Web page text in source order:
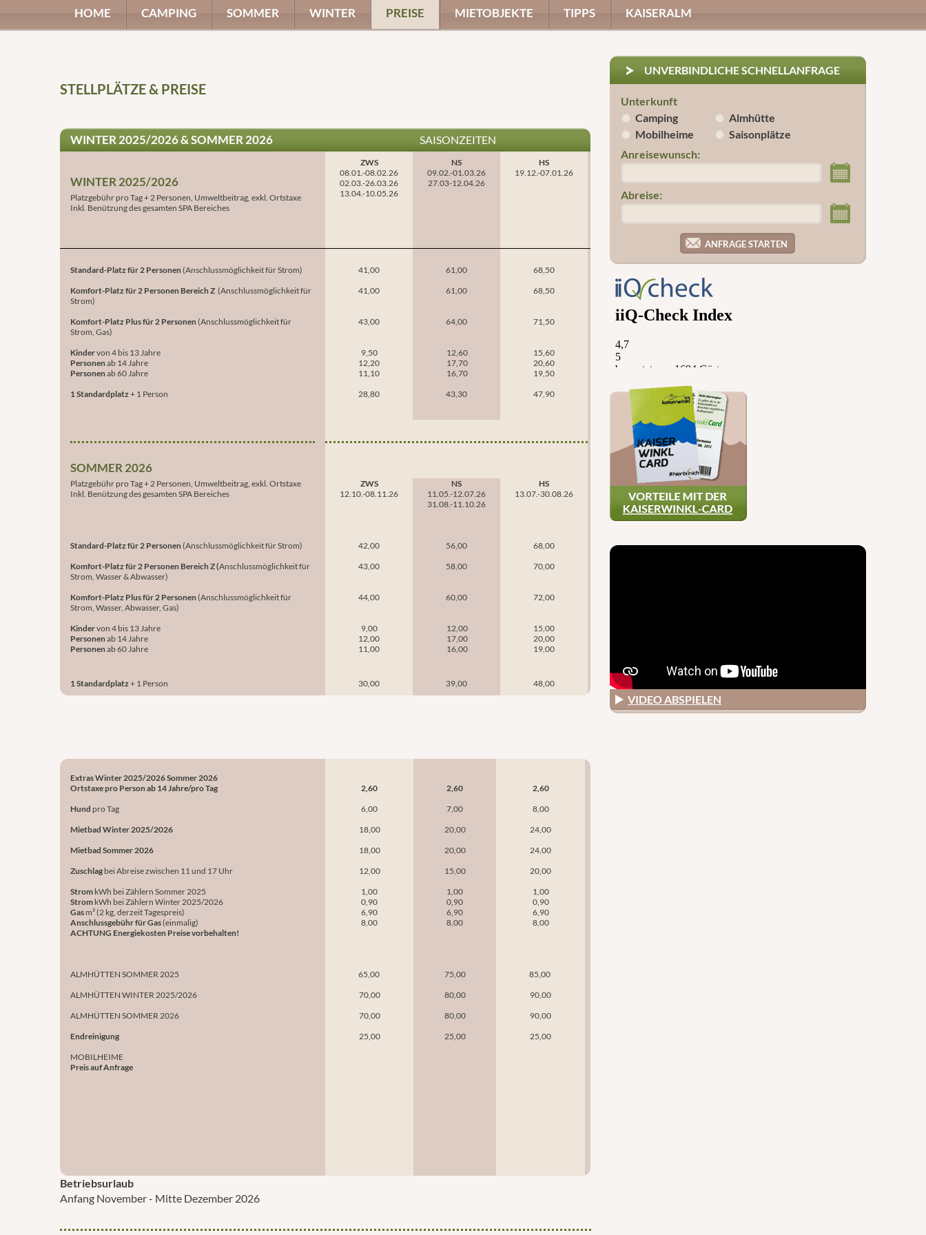
HOME CAMPING SOMMER WINTER PREISE MIETOBJEKTE TIPPS KAISERALM
STELLPLÄTZE & PREISE
WINTER 2025/2026 & SOMMER 2026 SAISONZEITEN
WINTER 2025/2026
Platzgebühr pro Tag + 2 Personen, Umweltbeitrag, exkl. Ortstaxe
Inkl. Benützung des gesamten SPA Bereiches
ZWS
08.01.-08.02.26
02.03.-26.03.26
13.04.-10.05.26
NS
09.02.-01.03.26
27.03-12.04.26
HS
19.12.-07.01.26
Standard-Platz für 2 Personen(Anschlussmöglichkeit für Strom) 41,00 61,00
68,50
Komfort-Platz für 2 Personen Bereich Z (Anschlussmöglichkeit für
Strom)
Komfort-Platz Plus für 2 Personen(Anschlussmöglichkeit für
Strom, Gas)
41,00
43,00
61,00
64,00
68,50
71,50
Kindervon 4 bis 13 Jahre 9,50 12,60
15,60
Personenab 14 Jahre 12,20 17,70
20,60
Personenab 60 Jahre 11,10 16,70
19,50
1 Standardplatz+ 1 Person 28,80 43,30 47,90
SOMMER 2026
Platzgebühr pro Tag + 2 Personen, Umweltbeitrag, exkl. Ortstaxe
Inkl. Benützung des gesamten SPA Bereiches
ZWS
12.10.-08.11.26
NS
11.05.-12.07.26
31.08.-11.10.26
HS
13.07.-30.08.26
Standard-Platz für 2 Personen(Anschlussmöglichkeit für Strom) 42,00 56,00
68,00
Komfort-Platz für 2 Personen Bereich Z (Anschlussmöglichkeit für
Strom, Wasser & Abwasser)
Komfort-Platz Plus für 2 Personen(Anschlussmöglichkeit für
Strom, Wasser, Abwasser, Gas)
43,00
44,00
58,00
60,00
70,00
72,00
Kindervon 4 bis 13 Jahre 9,00 12,00
15,00
Personenab 14 Jahre 12,00 17,00
20,00
Personenab 60 Jahre 11,00 16,00 19,00
1 Standardplatz+ 1 Person 30,00 39,00 48,00
Extras Winter 2025/2026 Sommer 2026
Ortstaxe pro Person ab 14 Jahre/pro Tag
2,60 2,60
2,60
Hund pro Tag 6,00 7,00
8,00
Mietbad Winter 2025/2026
Mietbad Sommer 2026
18,00
18,00
20,00
20,00
24,00
24,00
Zuschlag bei Abreise zwischen 11 und 17 Uhr 12,00 15,00
20,00
Strom kWh bei Zählern Sommer 2025
Strom kWh bei Zählern Winter 2025/2026
1,00
0,90
1,00
0,90
1,00
0,90
Gas m³ (2 kg, derzeit Tagespreis) 6,90 6,90
6,90
Anschlussgebühr für Gas(einmalig) 8,00 8,00
8,00
ACHTUNG Energiekosten Preise vorbehalten!
ALMHÜTTEN SOMMER 2025
ALMHÜTTEN WINTER 2025/2026
ALMHÜTTEN SOMMER 2026
65,00
70,00
70,00
75,00
80,00
80,00
85,00
90,00
90,00
Endreinigung
25,00 25,00
25,00
MOBILHEIME
Preis auf Anfrage
Betriebsurlaub
Anfang November - Mitte Dezember 2026
UNVERBINDLICHE SCHNELLANFRAGE
Unterkunft
Camping
Almhütte
Mobilheime
Saisonplätze
Anreisewunsch:
Abreise:
VIDEO ABSPIELEN